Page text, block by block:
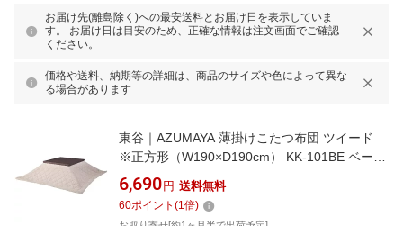
お届け先(離島除く)への最安送料とお届け日を表示していま
す。 お届け日は目安のため、正確な情報は注文画面でご確認
ください。
価格や送料、納期等の詳細は、商品のサイズや色によって異な
る場合があります
東谷｜AZUMAYA 薄掛けこたつ布団 ツイード
※正方形（W190×D190cm） KK-101BE ベージ
ュ [対応天板サイズ：約75×75cm /正方形]
6,690 円 送料無料
60ポイント (1倍)